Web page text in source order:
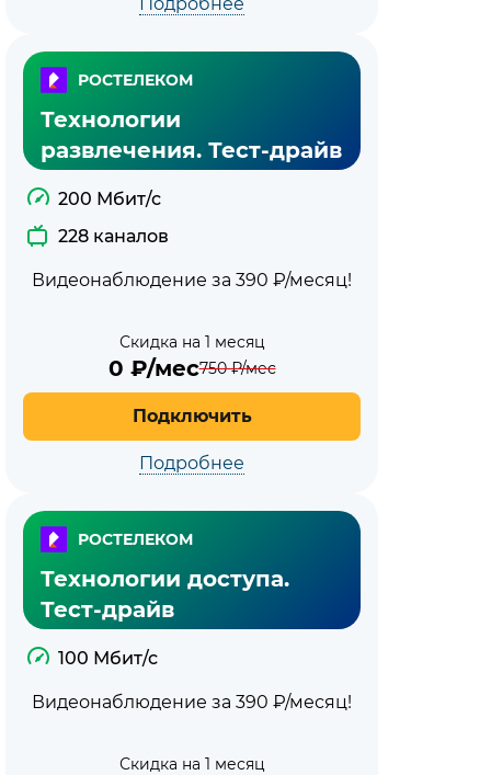
РОСТЕЛЕКОМ
Технологии
развлечения. Тест-драйв
200 Мбит/с
228 каналов
Видеонаблюдение за 390 ₽/месяц!
Скидка на 1 месяц
0 ₽/мес750₽/мес
Подключить
Подробнее
РОСТЕЛЕКОМ
Технологии доступа.
Тест-драйв
100 Мбит/с
Видеонаблюдение за 390 ₽/месяц!
Скидка на 1 месяц